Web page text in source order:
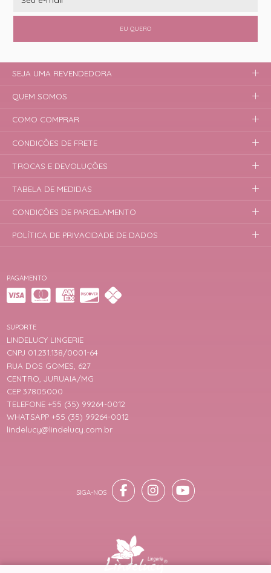
EU QUERO
PAGAMENTO
SUPORTE
LINDELUCY LINGERIE
CNPJ 01.231.138/0001-64
RUA DOS GOMES, 627
CENTRO, JURUAIA/MG
CEP 37805000
TELEFONE +55 (35) 99264-0012
WHATSAPP +55 (35) 99264-0012
lindelucy@lindelucy.com.br
SEJA UMA REVENDEDORA
QUEM SOMOS
COMO COMPRAR
CONDIÇÕES DE FRETE
TROCAS E DEVOLUÇÕES
TABELA DE MEDIDAS
CONDIÇÕES DE PARCELAMENTO
POLÍTICA DE PRIVACIDADE DE DADOS